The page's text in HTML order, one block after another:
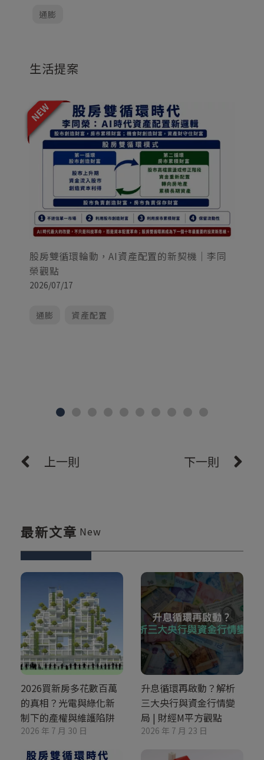
通膨
生活提案
股房雙循環輪動，AI資產配置的新契機｜李同
榮觀點
2026/07/17
通膨 資產配置
上一則 下一則
最新文章 New
2026買新房多花數百萬
的真相？光電與綠化新
制下的產權與維護陷阱
2026 年 7 月 30 日
升息循環再啟動？解析
三大央行與資金行情變
局 | 財經M平方觀點
2026 年 7 月 23 日